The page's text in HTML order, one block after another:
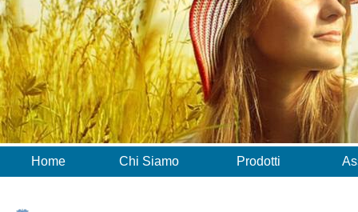
Home Chi Siamo Prodotti